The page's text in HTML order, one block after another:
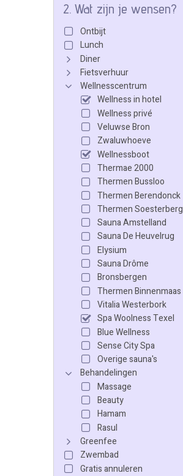
2. Wat zijn je wensen?
Ontbijt
Lunch
Diner
Fietsverhuur
Wellnesscentrum
Wellness in hotel
Wellness privé
Veluwse Bron
Zwaluwhoeve
Wellnessboot
Thermae 2000
Thermen Bussloo
Thermen Berendonck
Thermen Soesterberg
Sauna Amstelland
Sauna De Heuvelrug
Elysium
Sauna Drôme
Bronsbergen
Thermen Binnenmaas
Vitalia Westerbork
Spa Woolness Texel
Blue Wellness
Sense City Spa
Overige sauna's
Behandelingen
Massage
Beauty
Hamam
Rasul
Greenfee
Zwembad
Gratis annuleren